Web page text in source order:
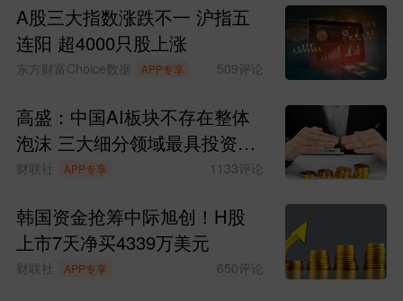
A股三大指数涨跌不一 沪指五
连阳 超4000只股上涨
东方财富Choice数据 APP专享 509评论
高盛：中国AI板块不存在整体
泡沫 三大细分领域最具投资价
值
财联社 APP专享 1133评论
韩国资金抢筹中际旭创！H股
上市7天净买4339万美元
财联社 APP专享 650评论